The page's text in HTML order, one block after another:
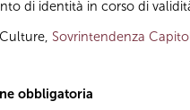
di identità in corso di
Sovrintendenza
obbligatoria